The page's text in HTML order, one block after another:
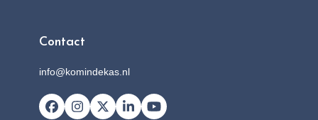
Contact
info@komindekas.nl
Facebook
Instagram
X LinkedInYouTube